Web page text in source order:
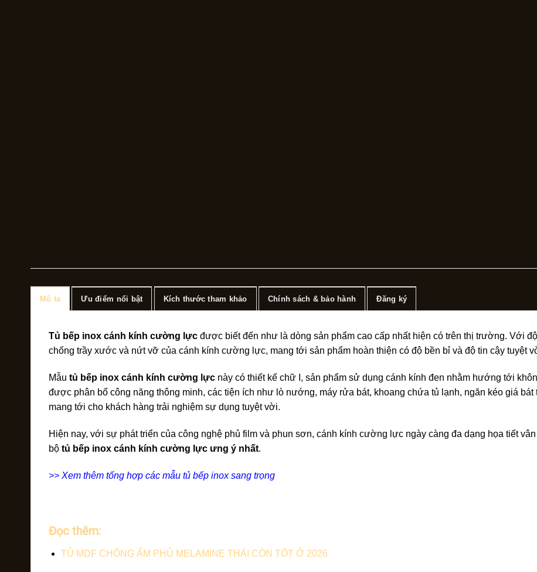
Mô tả Ưu điểm nổi bật Kích thước tham khảo Chính sách & bảo hành Đăng ký
Tủ bếp inox cánh kính cường lực được biết đến như là dòng sản phẩm cao cấp nhất hiện có trên thị trường. Với
chống trầy xước và nứt vỡ của cánh kính cường lực, mang tới sản phẩm hoàn thiện có độ bền bỉ và độ tin cậy tuyệt
Mẫu tủ bếp inox cánh kính cường lực này có thiết kế chữ I, sản phẩm sử dụng cánh kính đen nhằm hướng tới
được phân bổ công năng thông minh, các tiện ích như lò nướng, máy rửa bát, khoang chứa tủ lạnh, ngăn kéo giá
mang tới cho khách hàng trải nghiệm sự dụng tuyệt vời.
Hiện nay, với sự phát triển của công nghệ phủ film và phun sơn, cánh kính cường lực ngày càng đa dạng họa tiết
bộ tủ bếp inox cánh kính cường lực ưng ý nhất.
>> Xem thêm tổng hợp các mẫu tủ bếp inox sang trọng
Đọc thêm:
TỦ MDF CHỐNG ẨM PHỦ MELAMINE THÁI CÒN TỐT Ở 2026